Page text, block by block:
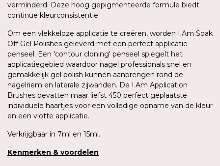
verminderd. Deze hoog gepigmenteerde formule biedt
continue kleurconsistentie.
Om een vlekkeloze applicatie te creëren, worden I.Am Soak
Off Gel Polishes geleverd met een perfect applicatie
penseel. Een 'contour cloning' penseel spiegelt het
applicatiegebied waardoor nagel professionals snel en
gemakkelijk gel polish kunnen aanbrengen rond de
nagelriem en laterale zijwanden. De I.Am Application
Brushes bevatten maar liefst 450 perfect geplaatste
individuele haartjes voor een volledige opname van de kleur
en een vlotte applicatie.
Verkrijgbaar in 7ml en 15ml.
Kenmerken & voordelen